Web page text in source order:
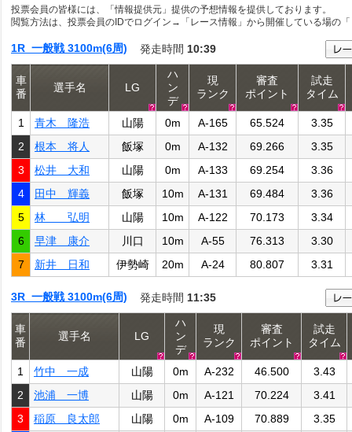
投票会員の皆様には、「情報提供元」提供の予想情報を提供しております。
閲覧方法は、投票会員のIDでログイン→「レース情報」から開催している場の
1R 一般戦 3100m(6周) 発走時間 10:39
車
番
選手名 LG
ハ
ン
デ
現
ランク
審査
ポイント
試走
タイム
1 青木 隆浩 山陽 0m A-165 65.524
3.35
2
根本 将人 飯塚 0m A-132 69.266
3.35
3
松井 大和 山陽 0m A-133 69.254
3.36
4
田中 輝義 飯塚 10m A-131 69.484
3.36
5
林 弘明 山陽 10m A-122 70.173
3.34
6
早津 康介 川口 10m A-55 76.313
3.30
7
新井 日和 伊勢崎 20m A-24 80.807 3.31
3R 一般戦 3100m(6周) 発走時間 11:35
車
番
選手名 LG
ハ
ン
デ
現
ランク
審査
ポイント
試走
タイム
1 竹中 一成 山陽 0m A-232 46.500
3.43
2
池浦 一博 山陽 0m A-121 70.224
3.41
3
稲原 良太郎 山陽 0m A-109 70.889
3.35